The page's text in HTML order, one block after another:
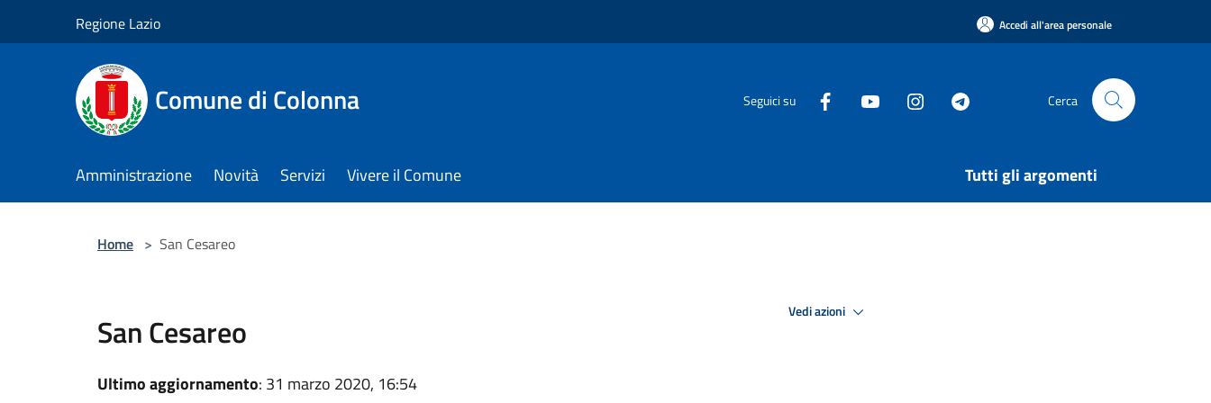
Regione Lazio Accedi all'area personale
Comune di Colonna Seguici su Cerca
Amministrazione Novità Servizi Vivere il Comune Tutti gli argomenti
Home > San Cesareo
San Cesareo
Ultimo aggiornamento: 31 marzo 2020, 16:54
Vedi azioni